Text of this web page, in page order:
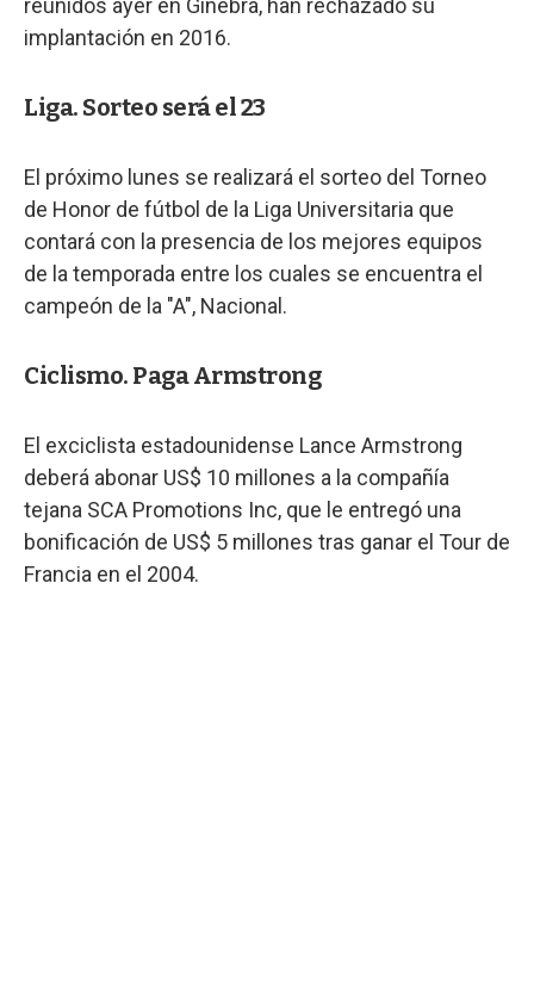
reunidos ayer en Ginebra, han rechazado su
implantación en 2016.
Liga. Sorteo será el 23
El próximo lunes se realizará el sorteo del Torneo
de Honor de fútbol de la Liga Universitaria que
contará con la presencia de los mejores equipos
de la temporada entre los cuales se encuentra el
campeón de la "A", Nacional.
Ciclismo. Paga Armstrong
El exciclista estadounidense Lance Armstrong
deberá abonar US$ 10 millones a la compañía
tejana SCA Promotions Inc, que le entregó una
bonificación de US$ 5 millones tras ganar el Tour de
Francia en el 2004.